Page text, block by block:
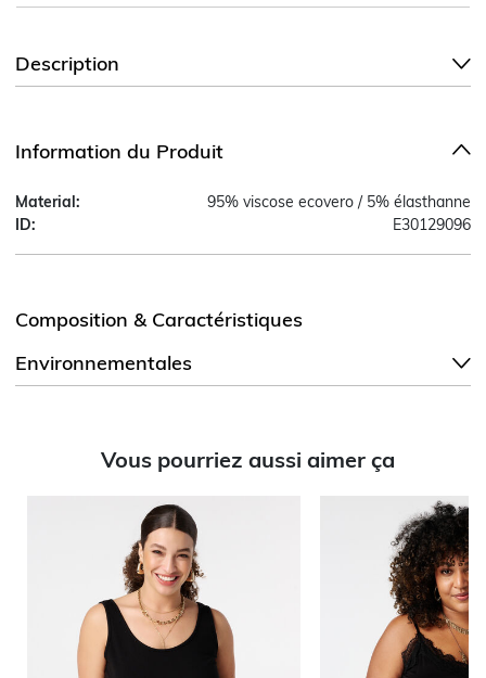
Description
Information du Produit
Material:
95% viscose ecovero / 5% élasthanne
ID:
E30129096
Composition & Caractéristiques
Environnementales
Vous pourriez aussi aimer ça